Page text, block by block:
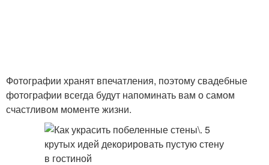
Фотографии хранят впечатления, поэтому свадебные
фотографии всегда будут напоминать вам о самом
счастливом моменте жизни.